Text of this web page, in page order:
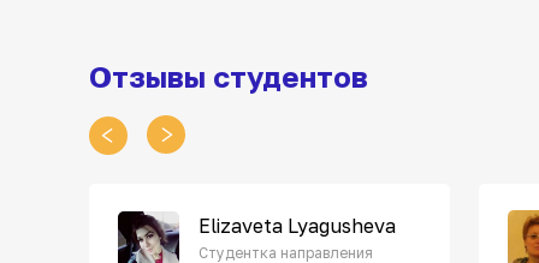
Отзывы студентов
Elizaveta Lyagusheva
Студентка направления